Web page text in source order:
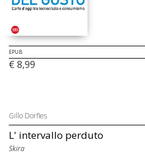
EPUB
€ 8,99
Gillo Dorfles
L' intervallo perduto
Skira